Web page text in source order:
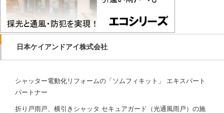
日本ケイアンドアイ株式会社
シャッター電動化リフォームの「ソムフィキット」 エキスパート
パートナー
折り戸雨戸、横引きシャッタ セキュアガード（光通風雨戸）の施